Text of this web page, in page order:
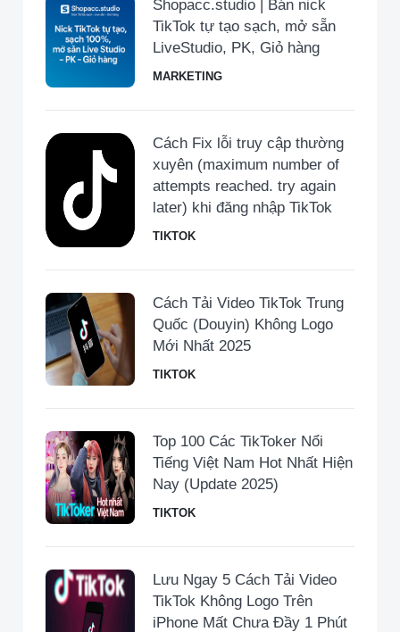
Shopacc.studio | Bán nick
TikTok tự tạo sạch, mở sẵn
LiveStudio, PK, Giỏ hàng
MARKETING
Cách Fix lỗi truy cập thường
xuyên (maximum number of
attempts reached. try again
later) khi đăng nhập TikTok
TIKTOK
Cách Tải Video TikTok Trung
Quốc (Douyin) Không Logo
Mới Nhất 2025
TIKTOK
Top 100 Các TikToker Nổi
Tiếng Việt Nam Hot Nhất Hiện
Nay (Update 2025)
TIKTOK
Lưu Ngay 5 Cách Tải Video
TikTok Không Logo Trên
iPhone Mất Chưa Đầy 1 Phút